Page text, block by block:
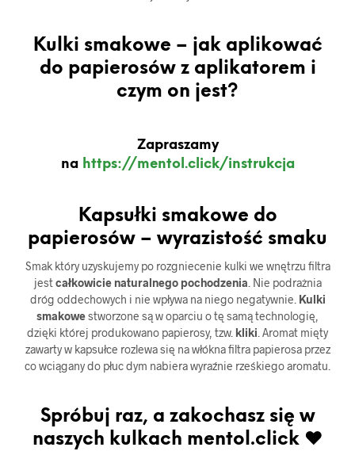
Kulki smakowe – jak aplikować
do papierosów z aplikatorem i
czym on jest?
Zapraszamy
na https://mentol.click/instrukcja
Kapsułki smakowe do
papierosów – wyrazistość smaku
Smak który uzyskujemy po rozgniecenie kulki we wnętrzu filtra
jestcałkowicie naturalnego pochodzenia . Nie podrażnia
dróg oddechowych i nie wpływa na niego negatywnie. Kulki
smakowestworzone są w oparciu o tę samą technologię,
dzięki której produkowano papierosy, tzw. kliki . Aromat mięty
zawarty w kapsułce rozlewa się na włókna filtra papierosa przez
co wciągany do płuc dym nabiera wyraźnie rześkiego aromatu.
Spróbuj raz, a zakochasz się w
naszych kulkach mentol.click ♥